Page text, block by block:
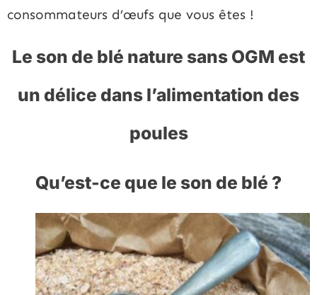
consommateurs d’œufs que vous êtes !
Le son de blé nature sans OGM est
un délice dans l’alimentation des
poules
Qu’est-ce que le son de blé ?